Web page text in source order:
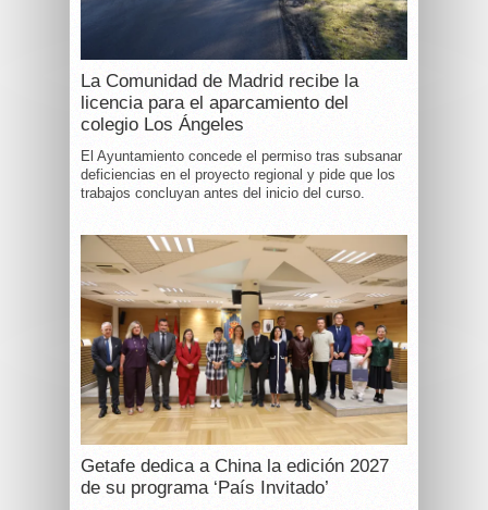
La Comunidad de Madrid recibe la
licencia para el aparcamiento del
colegio Los Ángeles
El Ayuntamiento concede el permiso tras subsanar
deficiencias en el proyecto regional y pide que los
trabajos concluyan antes del inicio del curso.
Getafe dedica a China la edición 2027
de su programa ‘País Invitado’